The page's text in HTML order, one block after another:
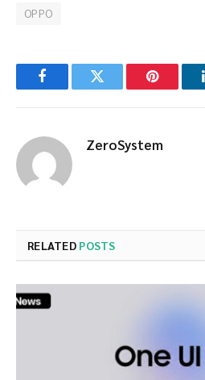
OPPO
FacebookTwitter Pinterest
ZeroSystem
RELATED POSTS